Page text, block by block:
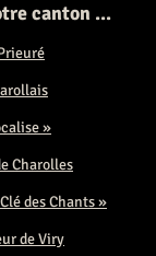
canton ...
»
Charolles
des Chants »
de Viry